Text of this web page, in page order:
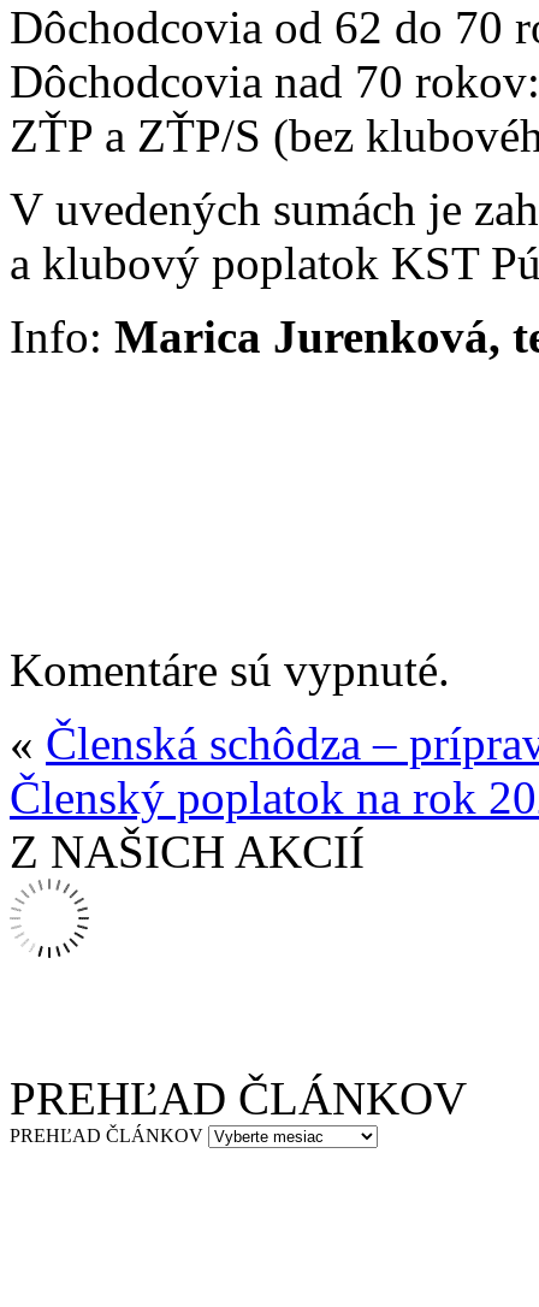
Dôchodcovia od 62 do 70
Dôchodcovia nad 70
ZŤP a ZŤP/S (bez
V uvedených sumách je
a klubový poplatok KST
Info: Marica Jurenková,
Komentáre sú vypnuté.
« Členská schôdza –
Členský poplatok na rok
Z NAŠICH AKCIÍ
PREHĽAD ČLÁNKOV
PREHĽAD ČLÁNKOV